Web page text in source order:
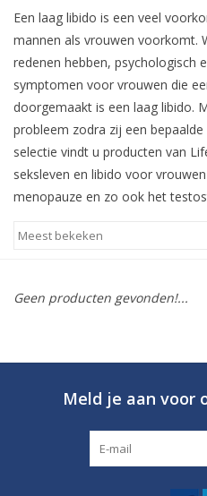
Een laag libido is een veel
mannen als vrouwen voorkomt.
redenen hebben, psychologisch
symptomen voor vrouwen die
doorgemaakt is een laag libido.
probleem zodra zij een
selectie vindt u producten van
seksleven en libido voor
menopauze en zo ook het
Geen producten gevonden!...
Meld je aan voor